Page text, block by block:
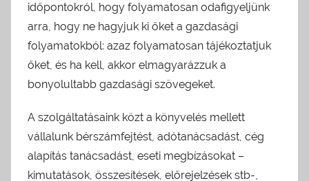
időpontokról, hogy folyamatosan odafigyeljünk
arra, hogy ne hagyjuk ki őket a gazdasági
folyamatokból: azaz folyamatosan tájékoztatjuk
őket, és ha kell, akkor elmagyarázzuk a
bonyolultabb gazdasági szövegeket.
A szolgáltatásaink közt a könyvelés mellett
vállalunk bérszámfejtést, adótanácsadást, cég
alapítás tanácsadást, eseti megbízásokat –
kimutatások, összesítések, előrejelzések stb-,